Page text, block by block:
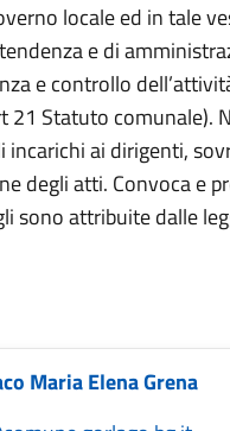
locale ed in tale
e di
e controllo
21 Statuto comunale).
incarichi ai dirigenti,
degli atti. Convoca e
sono attribuite dalle
Maria Elena Grena